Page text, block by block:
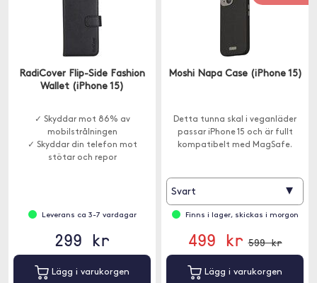
RadiCover Flip-Side Fashion
Wallet (iPhone 15)
✓ Skyddar mot 86% av
mobilstrålningen
✓ Skyddar din telefon mot
stötar och repor
Leverans ca 3-7 vardagar
299 kr
Lägg i varukorgen
Moshi Napa Case (iPhone 15)
Detta tunna skal i veganläder
passar iPhone 15 och är fullt
kompatibelt med MagSafe.
Svart ▾
Finns i lager, skickas i morgon
499 kr 599 kr
Lägg i varukorgen